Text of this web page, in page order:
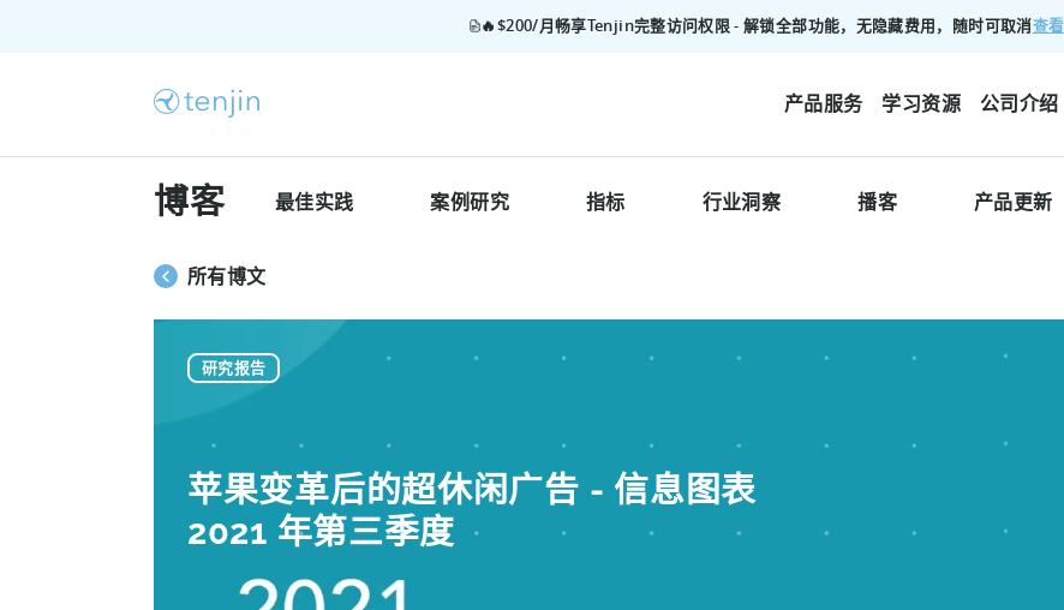
🔥$200/月畅享Tenjin完整访问权限 - 解锁全部功能，无隐藏费用，随时可取消查
产品服务 学习资源 公司介绍
博客 最佳实践 案例研究 指标 行业洞察 播客 产品更新
所有博文
研究报告
苹果变革后的超休闲广告 - 信息图表
2021 年第三季度